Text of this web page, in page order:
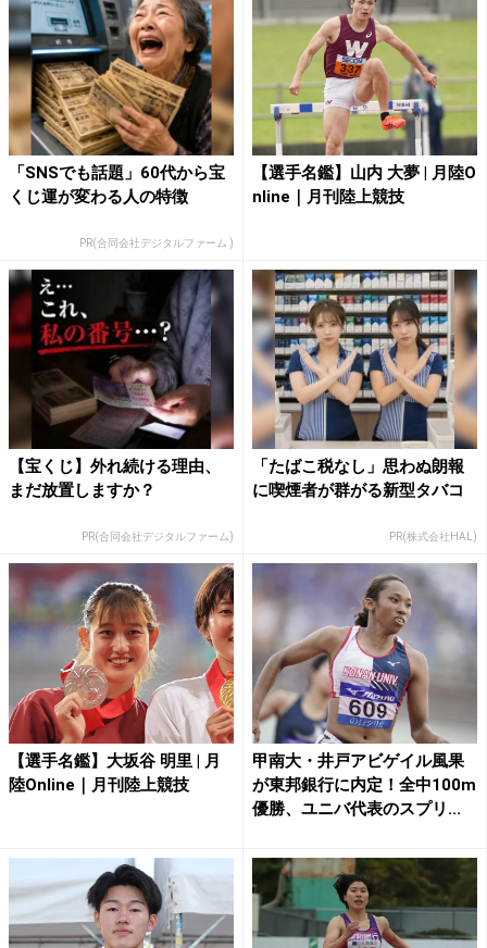
「SNSでも話題」60代から宝
くじ運が変わる人の特徴
PR(合同会社デジタルファーム )
【選手名鑑】山内 大夢 | 月陸O
nline｜月刊陸上競技
【宝くじ】外れ続ける理由、
まだ放置しますか？
PR(合同会社デジタルファーム)
「たばこ税なし」思わぬ朗報
に喫煙者が群がる新型タバコ
PR(株式会社HAL)
【選手名鑑】大坂谷 明里 | 月
陸Online｜月刊陸上競技
甲南大・井戸アビゲイル風果
が東邦銀行に内定！全中100m
優勝、ユニバ代表のスプリ...